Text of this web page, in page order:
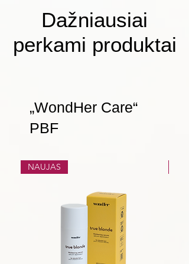
Dažniausiai
perkami produktai
„WondHer Care“
PBF
NAUJAS